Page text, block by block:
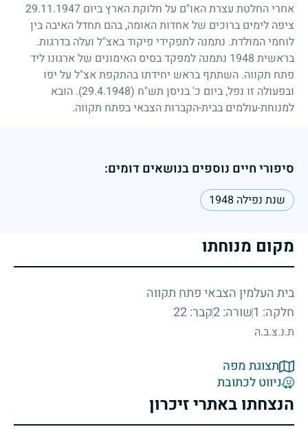
אחרי החלטת עצרת האו"ם על חלוקת הארץ ביום 29.11.1947
ציפה לימים ברוכים של אחדות האומה, בהם תחדל האיבה בין
לוחמי המולדת. נתמנה לתפקידי פיקוד באצ"ל ועלה בדרגות.
בראשית 1948 נתמנה למפקד בסיס האימונים של ארגונו ליד
פתח תקווה. השתתף בראש יחידתו בהתקפת אצ"ל על יפו
ובפעולה זו נפל, ביום כ' בניסן תש"ח (29.4.1948)
. הובא
למנוחת-עולמים בבית-הקברות הצבאי בפתח תקווה.
סיפורי חיים נוספים בנושאים דומים:
שנת נפילה 1948
מקום מנוחתו
בית העלמין הצבאי פתח תקווה
חלקה: 1
שורה: 2 קבר: 22
ת.נ.צ.ב.ה
תצוגת מפה
ניווט לכתובת
הנצחתו באתרי זיכרון